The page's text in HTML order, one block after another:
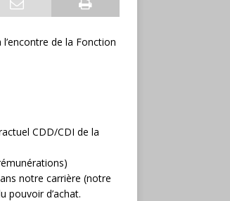
de la Fonction
CDD/CDI de la
notre carrière (notre
pouvoir d’achat.